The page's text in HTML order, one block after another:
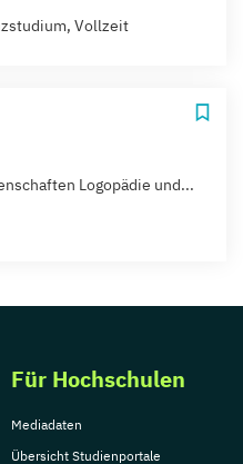
Vollzeit
Logopädie und...
Für Hochschulen
Mediadaten
Übersicht Studienportale